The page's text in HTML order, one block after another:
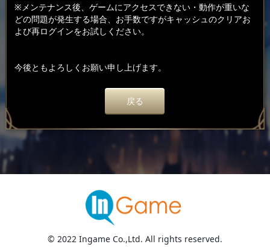
※メンテナンス後、ゲームにアクセスできない・動作が重いな
どの問題が発生する場合、お手数ですがキャッシュのクリアお
よび再ログインをお試しください。
今後ともよろしくお願い申し上げます。
戻る
© 2022 Ingame Co.,Ltd. All rights reserved.